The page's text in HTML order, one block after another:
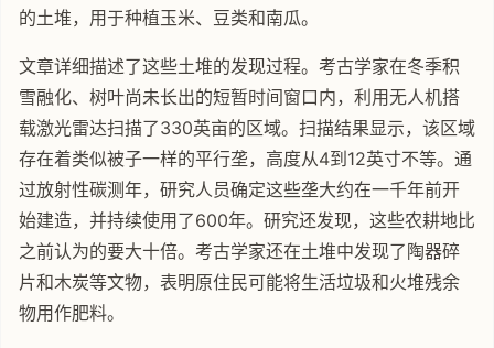
的土堆，用于种植玉米、豆类和南瓜。
文章详细描述了这些土堆的发现过程。考古学家在冬季积
雪融化、树叶尚未长出的短暂时间窗口内，利用无人机搭
载激光雷达扫描了330英亩的区域。扫描结果显示，该区域
存在着类似被子一样的平行垄，高度从4到12英寸不等。通
过放射性碳测年，研究人员确定这些垄大约在一千年前开
始建造，并持续使用了600年。研究还发现，这些农耕地比
之前认为的要大十倍。考古学家还在土堆中发现了陶器碎
片和木炭等文物，表明原住民可能将生活垃圾和火堆残余
物用作肥料。